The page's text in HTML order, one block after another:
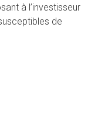
à l’investisseur
de